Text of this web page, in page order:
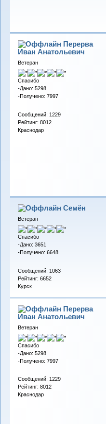
Перерва
Иван Анатольевич
Ветеран
Спасибо
-Дано: 5298
-Получено: 7997
Сообщений: 1229
Рейтинг: 8012
Краснодар
Семён
Ветеран
Спасибо
-Дано: 3651
-Получено: 6648
Сообщений: 1063
Рейтинг: 6652
Курск
Перерва
Иван Анатольевич
Ветеран
Спасибо
-Дано: 5298
-Получено: 7997
Сообщений: 1229
Рейтинг: 8012
Краснодар